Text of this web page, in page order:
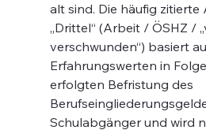
alt sind. Die häufig zitierte
„Drittel“ (Arbeit / ÖSHZ /
verschwunden“) basiert
Erfahrungswerten in
erfolgten Befristung des
Schulabgänger und wird